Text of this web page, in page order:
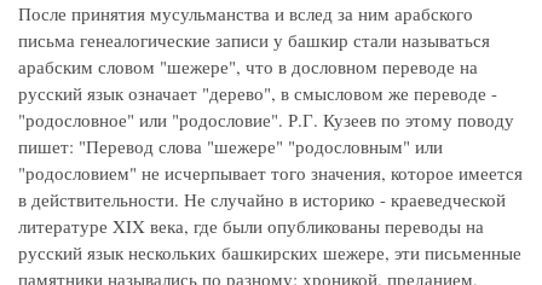
После принятия мусульманства и вслед за ним арабского
письма генеалогические записи у башкир стали называться
арабским словом "шежере", что в дословном переводе на
русский язык означает "дерево", в смысловом же переводе -
"родословное" или "родословие". Р.Г. Кузеев по этому поводу
пишет: "Перевод слова "шежере" "родословным" или
"родословием" не исчерпывает того значения, которое имеется
в действительности. Не случайно в историко - краеведческой
литературе XIX века, где были опубликованы переводы на
русский язык нескольких башкирских шежере, эти письменные
памятники назывались по разному: хроникой, преданием,